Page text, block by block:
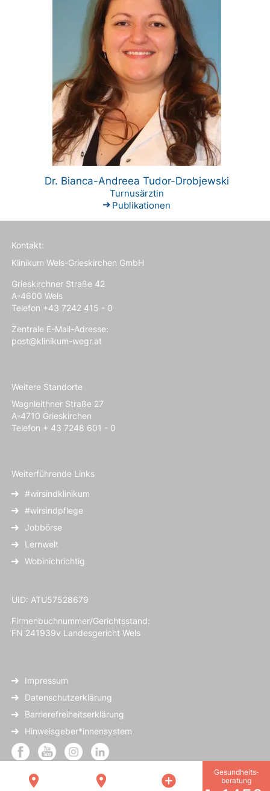
Dr. Bianca-Andreea Tudor-Drobjewski
Turnusärztin
Publikationen
location_on location_on
add_circle
Gesundheits­
beratung
Kontakt:
Klinikum Wels-Grieskirchen GmbH
Grieskirchner Straße 42
A-4600 Wels
Telefon +43 7242 415 - 0
Zentrale E-Mail-Adresse:
post@klinikum-wegr.at
Weitere Standorte
Wagnleithner Straße 27
A-4710 Grieskirchen
Telefon + 43 7248 601 - 0
Weiterführende Links
#wirsindklinikum
#wirsindpflege
Jobbörse
Lernwelt
Wobinichrichtig
UID: ATU57528679
Firmenbuchnummer/Gerichtsstand:
FN 241939v Landesgericht Wels
Impressum
Datenschutzerklärung
Barrierefreiheitserklärung
Hinweisgeber*innensystem